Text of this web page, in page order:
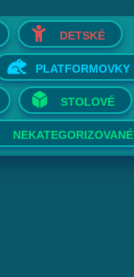
DETSKÉ
PLATFORMOVKY
STOLOVÉ
NEKATEGORIZOVANÉ